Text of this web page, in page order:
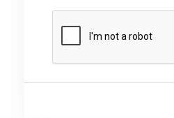
Certificate SSL